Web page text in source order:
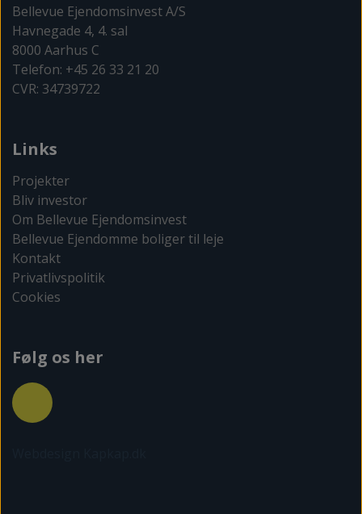
Bellevue Ejendomsinvest A/S
Havnegade 4, 4. sal
8000 Aarhus C
Telefon: +45 26 33 21 20
CVR: 34739722
Links
Projekter
Bliv investor
Om Bellevue Ejendomsinvest
Bellevue Ejendomme boliger til leje
Kontakt
Privatlivspolitik
Cookies
Følg os her